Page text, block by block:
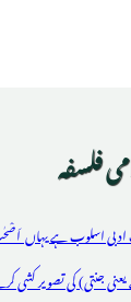
فلسفہ
اسلوب ہے یہاں اَصْحٰبُ
یعنی جنتی) کی تصویر